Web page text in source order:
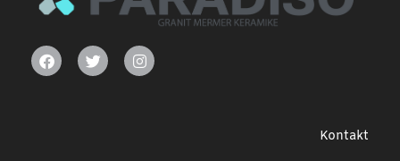
Kontakt